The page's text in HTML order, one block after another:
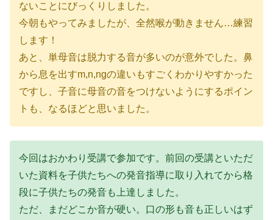
ないことにびっくりしました。
今朝もやってみましたが、全然喉が動きません…練習
します！
あと、単母音は脱力する音が多いのが意外でした。鼻
から息を出すm,n,ngの違いもすごくわかりやすかった
ですし、子音に母音の音をつけないようにするポイン
トも、なるほどと思いました。
今回はおかわり受講で参加です。前回の受講といただ
いた資料を子供たちへの発音指導に取り入れてから格
段に子供たちの発音も上達しました。
ただ、まだどこか音が硬い。口の形も音も正しいはず